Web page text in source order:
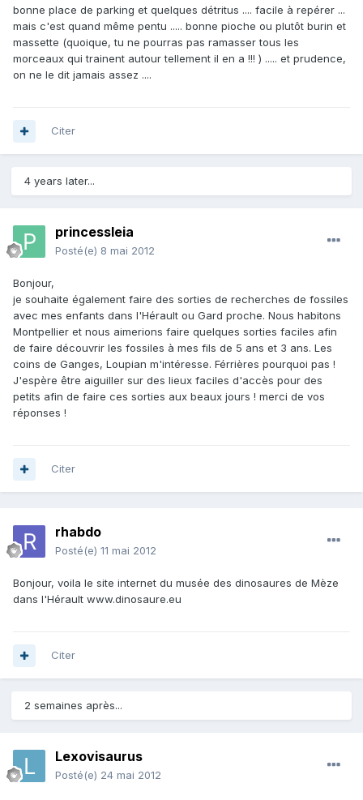
bonne place de parking et quelques détritus .... facile à repérer ...
mais c'est quand même pentu ..... bonne pioche ou plutôt burin et
massette (quoique, tu ne pourras pas ramasser tous les
morceaux qui trainent autour tellement il en a !!! ) ..... et prudence,
on ne le dit jamais assez ....
Citer
4 years later...
princessleia
Posté(e) 8 mai 2012
Bonjour,
je souhaite également faire des sorties de recherches de fossiles
avec mes enfants dans l'Hérault ou Gard proche. Nous habitons
Montpellier et nous aimerions faire quelques sorties faciles afin
de faire découvrir les fossiles à mes fils de 5 ans et 3 ans. Les
coins de Ganges, Loupian m'intéresse. Férrières pourquoi pas !
J'espère être aiguiller sur des lieux faciles d'accès pour des
petits afin de faire ces sorties aux beaux jours ! merci de vos
réponses !
Citer
rhabdo
Posté(e) 11 mai 2012
Bonjour, voila le site internet du musée des dinosaures de Mèze
dans l'Hérault www.dinosaure.eu
Citer
2 semaines après...
Lexovisaurus
Posté(e) 24 mai 2012